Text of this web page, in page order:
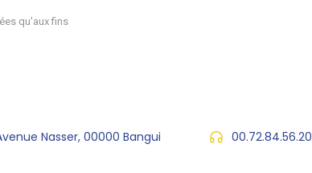
qu'aux fins
Nasser, 00000 Bangui 00.72.84.56.20